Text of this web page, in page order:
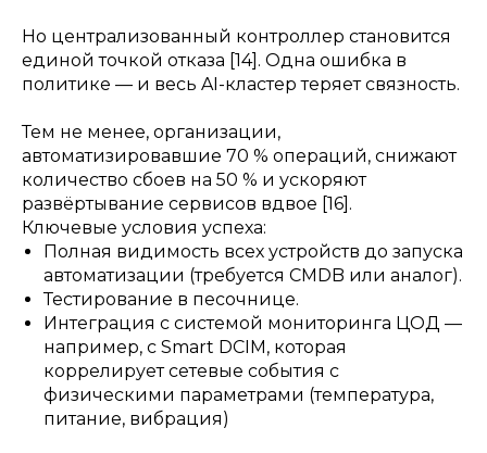
Но централизованный контроллер становится
единой точкой отказа [14]. Одна ошибка в
политике — и весь AI-кластер теряет связность.
Тем не менее, организации,
автоматизировавшие 70 % операций, снижают
количество сбоев на 50 % и ускоряют
развёртывание сервисов вдвое [16].
Ключевые условия успеха:
Полная видимость всех устройств до запуска
автоматизации (требуется CMDB или аналог).
Тестирование в песочнице.
Интеграция с системой мониторинга ЦОД —
например, с Smart DCIM, которая
коррелирует сетевые события с
физическими параметрами (температура,
питание, вибрация)